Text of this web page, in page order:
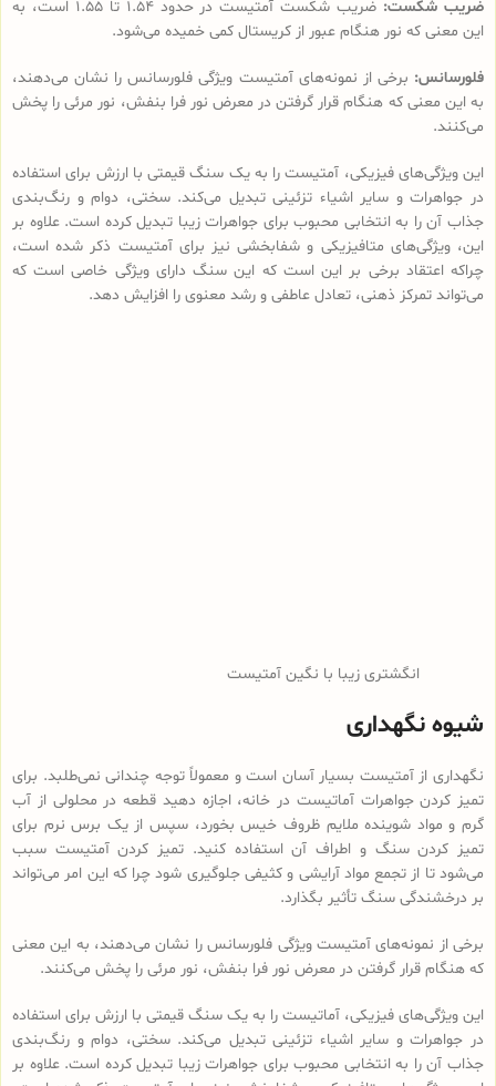
ضریب شکست:
ضریب شکست آمتیست در حدود 1.54 تا 1.55 است، به
این معنی که نور هنگام عبور از کریستال کمی خمیده می‌شود.
فلورسانس: برخی از نمونه‌های آمتیست ویژگی فلورسانس را نشان می‌دهند،
به این معنی که هنگام قرار گرفتن در معرض نور فرا بنفش، نور مرئی را پخش
می‌کنند.
این ویژگی‌های فیزیکی، آمتیست را به یک سنگ قیمتی با ارزش برای استفاده
در جواهرات و سایر اشیاء تزئینی تبدیل می‌کند. سختی، دوام و رنگ‌بندی
جذاب آن را به انتخابی محبوب برای جواهرات زیبا تبدیل کرده است. علاوه بر
این، ویژگی‌های متافیزیکی و شفابخشی نیز برای آمتیست ذکر شده است،
چراکه اعتقاد برخی بر این است که این سنگ دارای ویژگی خاصی است که
می‌تواند تمرکز ذهنی، تعادل عاطفی و رشد معنوی را افزایش دهد.
انگشتری زیبا با نگین آمتیست
شیوه نگهداری
نگهداری از آمتیست بسیار آسان است و معمولاً توجه چندانی نمی‌طلبد. برای
تمیز کردن جواهرات آماتیست در خانه، اجازه دهید قطعه در محلولی از آب
گرم و مواد شوینده ملایم ظروف خیس بخورد، سپس از یک برس نرم برای
تمیز کردن سنگ و اطراف آن استفاده کنید. تمیز کردن آمتیست سبب
می‌شود تا از تجمع مواد آرایشی و کثیفی جلوگیری شود چرا که این امر می‌تواند
بر درخشندگی سنگ تأثیر بگذارد.
برخی از نمونه‌های آمتیست ویژگی فلورسانس را نشان می‌دهند، به این معنی
که هنگام قرار گرفتن در معرض نور فرا بنفش، نور مرئی را پخش می‌کنند.
این ویژگی‌های فیزیکی، آماتیست را به یک سنگ قیمتی با ارزش برای استفاده
در جواهرات و سایر اشیاء تزئینی تبدیل می‌کند. سختی، دوام و رنگ‌بندی
جذاب آن را به انتخابی محبوب برای جواهرات زیبا تبدیل کرده است. علاوه بر